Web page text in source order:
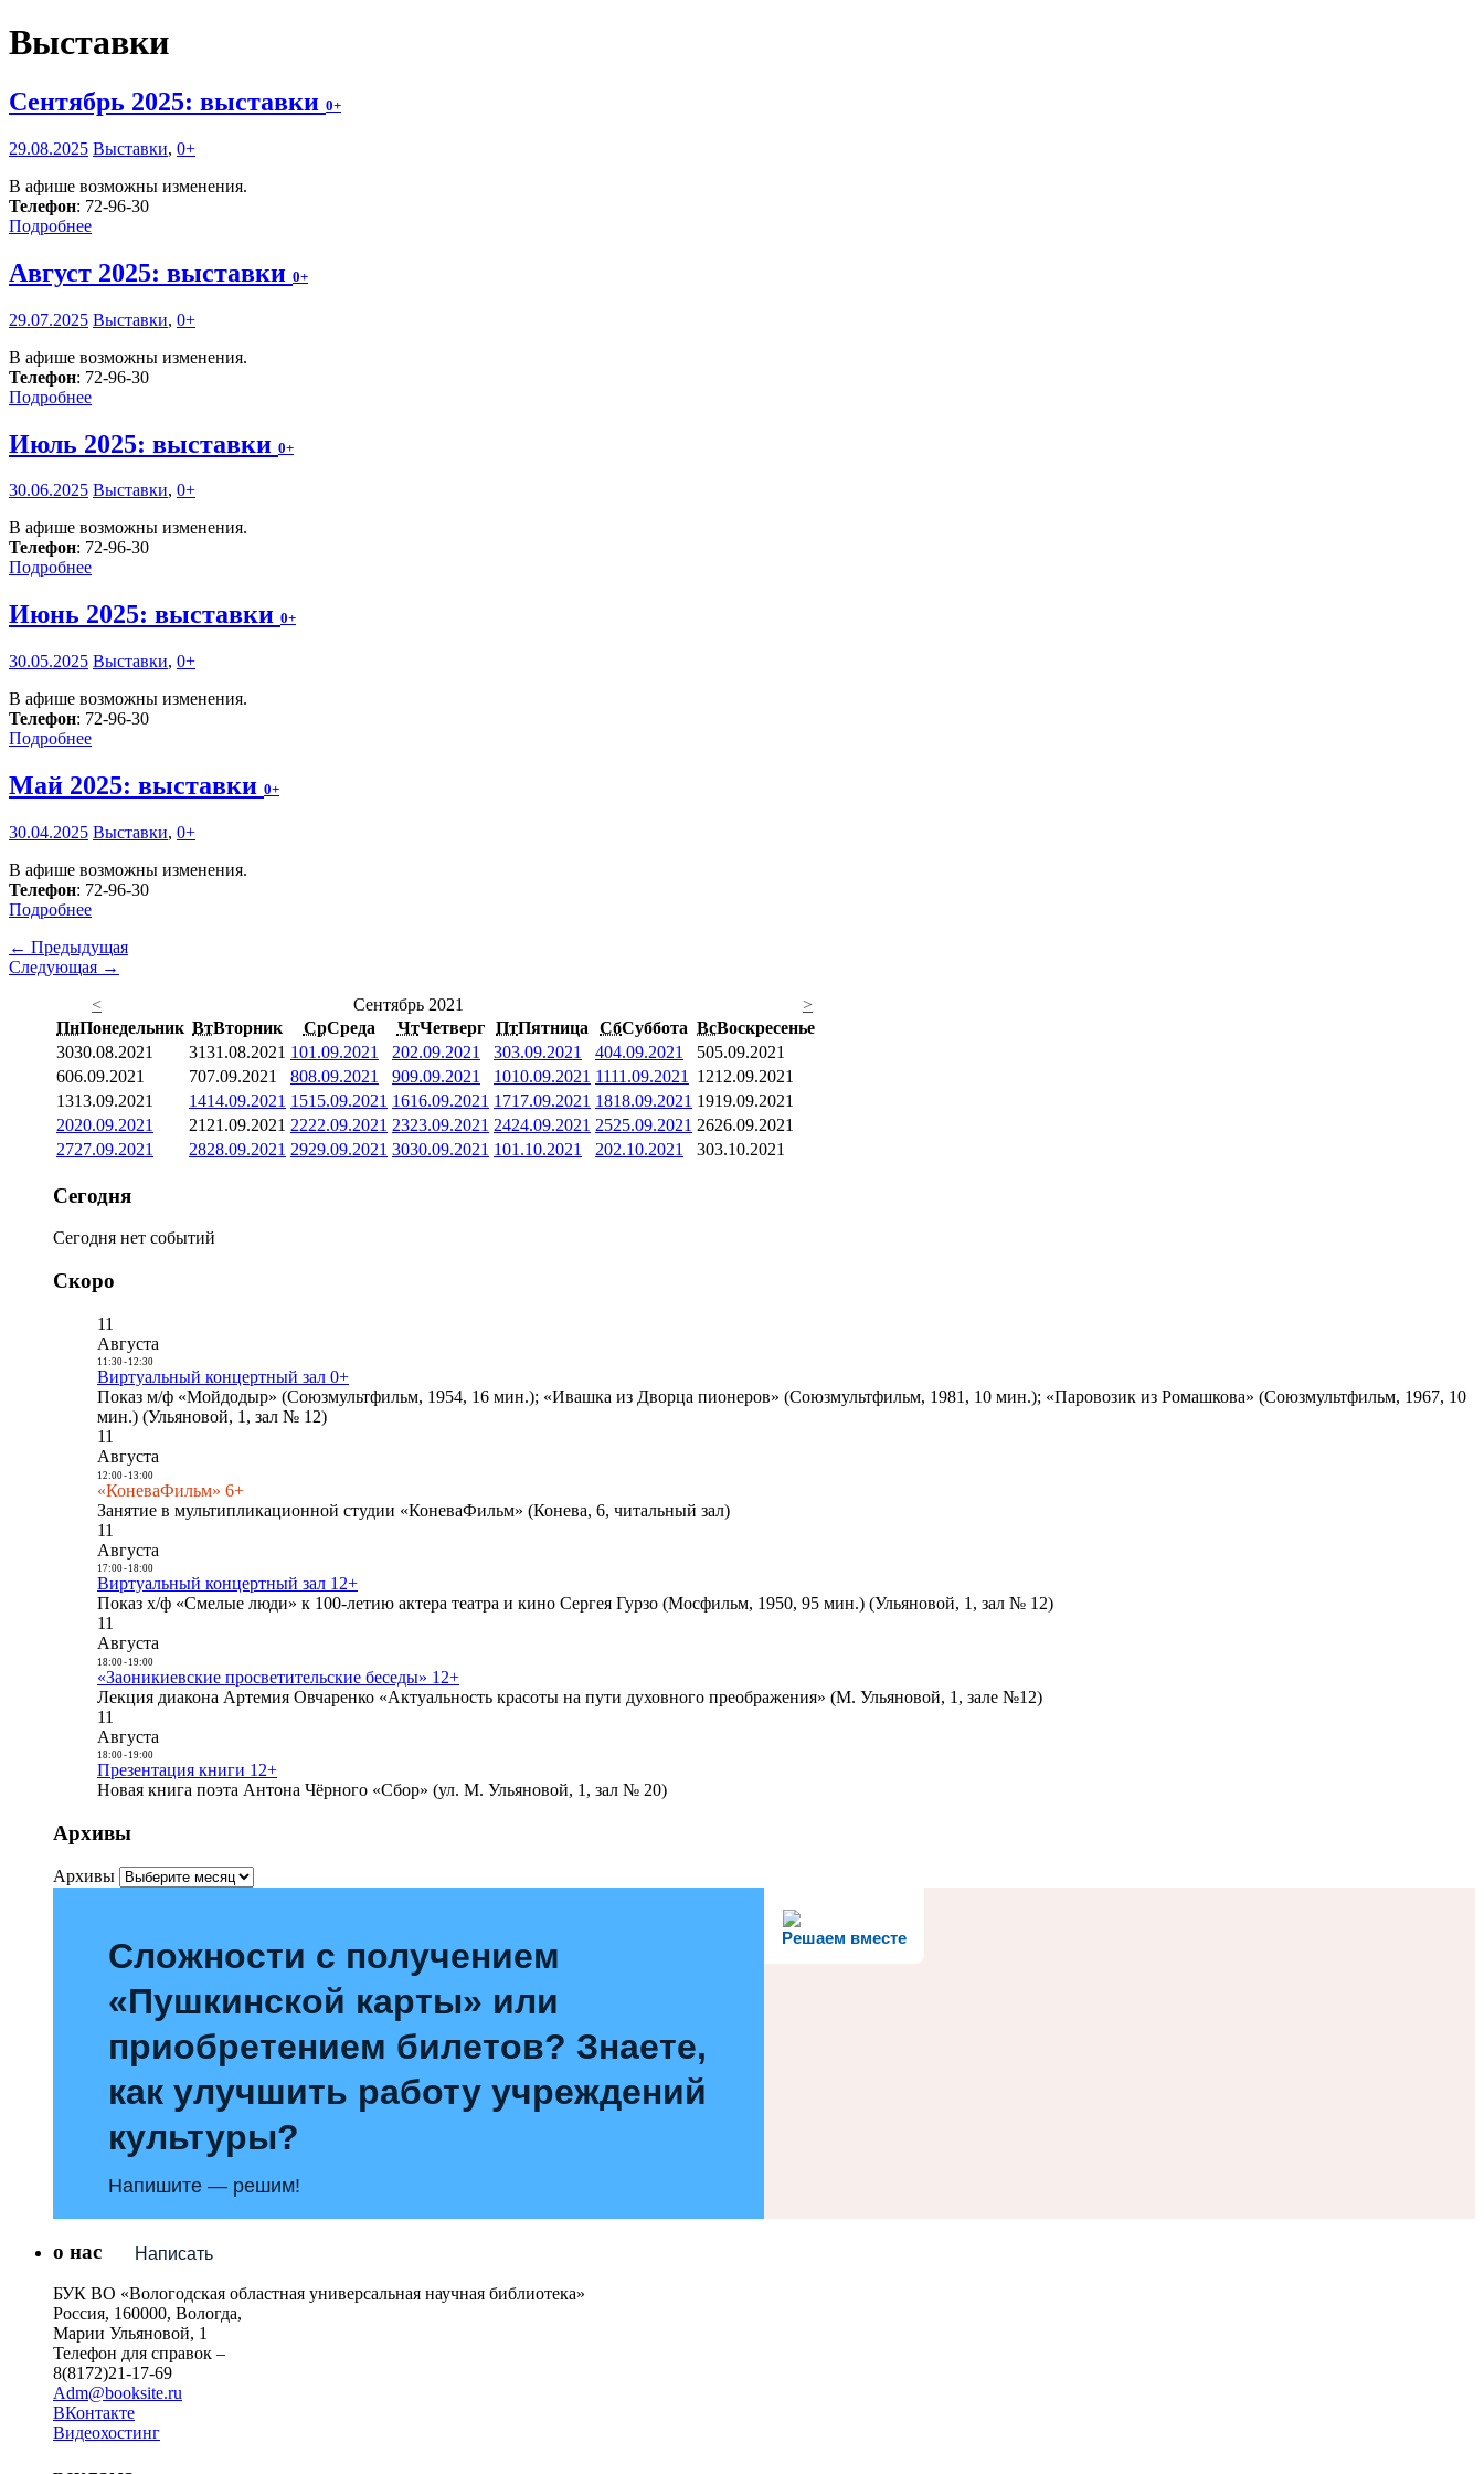
Выставки
Сентябрь 2025: выставки 0+
29.08.2025 Выставки, 0+
В афише возможны изменения.
Телефон: 72-96-30
Подробнее
Август 2025: выставки 0+
29.07.2025 Выставки, 0+
В афише возможны изменения.
Телефон: 72-96-30
Подробнее
Июль 2025: выставки 0+
30.06.2025 Выставки, 0+
В афише возможны изменения.
Телефон: 72-96-30
Подробнее
Июнь 2025: выставки 0+
30.05.2025 Выставки, 0+
В афише возможны изменения.
Телефон: 72-96-30
Подробнее
Май 2025: выставки 0+
30.04.2025 Выставки, 0+
В афише возможны изменения.
Телефон: 72-96-30
Подробнее
← Предыдущая
Следующая →
<
Сентябрь 2021
>
ПнПонедельник ВтВторник СрСреда ЧтЧетверг ПтПятница СбСуббота ВсВоскресенье
3030.08.2021 3131.08.2021 101.09.2021 202.09.2021 303.09.2021 404.09.2021 505.09.2021
606.09.2021 707.09.2021 808.09.2021 909.09.2021 1010.09.2021 1111.09.2021 1212.09.2021
1313.09.2021 1414.09.2021 1515.09.2021 1616.09.2021 1717.09.2021 1818.09.2021 1919.09.2021
2020.09.2021 21 21.09.2021 2222.09.2021 2323.09.2021 2424.09.2021 2525.09.2021 2626.09.2021
2727.09.2021 2828.09.2021 2929.09.2021 3030.09.2021 101.10.2021 202.10.2021 303.10.2021
Сегодня
Сегодня нет событий
Скоро
11
Августа
11:30- 12:30
Виртуальный концертный зал 0+
Показ м/ф «Мойдодыр» (Союзмультфильм, 1954, 16 мин.); «Ивашка из Дворца пионеров» (Союзмультфильм, 1981, 10 мин.); «Паровозик из Ромашкова» (Союзмультфильм, 1967, 10
мин.) (Ульяновой, 1, зал № 12)
11
Августа
12:00- 13:00
«КоневаФильм» 6+
Занятие в мультипликационной студии «КоневаФильм» (Конева, 6, читальный зал)
11
Августа
17:00- 18:00
Виртуальный концертный зал 12+
Показ х/ф «Смелые люди» к 100-летию актера театра и кино Сергея Гурзо (Мосфильм, 1950, 95 мин.) (Ульяновой, 1, зал № 12)
11
Августа
18:00- 19:00
«Заоникиевские просветительские беседы» 12+
Лекция диакона Артемия Овчаренко «Актуальность красоты на пути духовного преображения» (М. Ульяновой, 1, зале №12)
11
Августа
18:00- 19:00
Презентация книги 12+
Новая книга поэта Антона Чёрного «Сбор» (ул. М. Ульяновой, 1, зал № 20)
Архивы
Архивы
Решаем вместе
Сложности с получением
«Пушкинской карты» или
приобретением билетов? Знаете,
как улучшить работу учреждений
культуры?
Напишите — решим!
Написать
о нас
БУК ВО «Вологодская областная универсальная научная библиотека»
Россия, 160000, Вологда,
Марии Ульяновой, 1
Телефон для справок –
8(8172)21-17-69
Adm@booksite.ru
ВКонтакте
Видеохостинг